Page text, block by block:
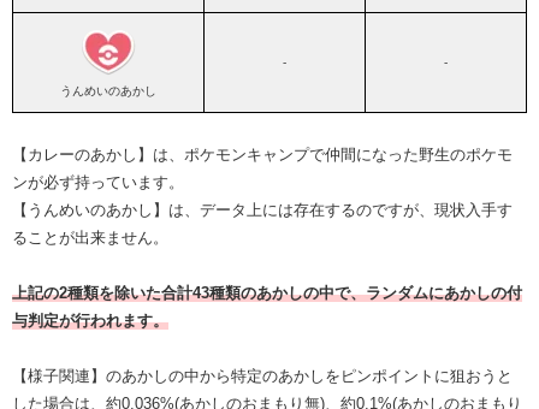
うんめいのあかし
- -
【カレーのあかし】は、ポケモンキャンプで仲間になった野生のポケモ
ンが必ず持っています。
【うんめいのあかし】は、データ上には存在するのですが、現状入手す
ることが出来ません。
上記の2種類を除いた合計43種類のあかしの中で、ランダムにあかしの付
与判定が行われます。
【様子関連】のあかしの中から特定のあかしをピンポイントに狙おうと
した場合は、約0.036%(あかしのおまもり無)、約0.1%(あかしのおまもり